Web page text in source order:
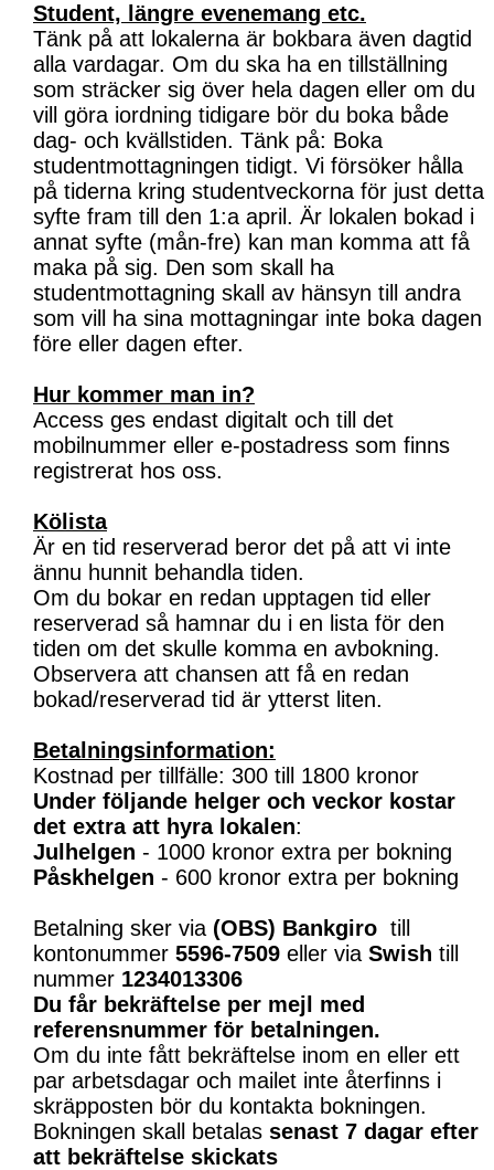
Student, längre evenemang etc.
Tänk på att lokalerna är bokbara även dagtid
alla vardagar. Om du ska ha en tillställning
som sträcker sig över hela dagen eller om du
vill göra iordning tidigare bör du boka både
dag- och kvällstiden. Tänk på: Boka
studentmottagningen tidigt. Vi försöker hålla
på tiderna kring studentveckorna för just detta
syfte fram till den 1:a april. Är lokalen bokad i
annat syfte (mån-fre) kan man komma att få
maka på sig. Den som skall ha
studentmottagning skall av hänsyn till andra
som vill ha sina mottagningar inte boka dagen
före eller dagen efter.
Hur kommer man in?
Access ges endast digitalt och till det
mobilnummer eller e-postadress som finns
registrerat hos oss.
Kölista
Är en tid reserverad beror det på att vi inte
ännu hunnit behandla tiden.
Om du bokar en redan upptagen tid eller
reserverad så hamnar du i en lista för den
tiden om det skulle komma en avbokning.
Observera att chansen att få en redan
bokad/reserverad tid är ytterst liten.
Betalningsinformation:
Kostnad per tillfälle: 300 till 1800 kronor
Under följande helger och veckor kostar
det extra att hyra lokalen:
Julhelgen - 1000 kronor extra per bokning
Påskhelgen - 600 kronor extra per bokning
Betalning sker via (OBS) Bankgiro till
kontonummer 5596-7509 eller via Swish till
nummer 1234013306
Du får bekräftelse per mejl med
referensnummer för betalningen.
Om du inte fått bekräftelse inom en eller ett
par arbetsdagar och mailet inte återfinns i
skräpposten bör du kontakta bokningen.
Bokningen skall betalas senast 7 dagar efter
att bekräftelse skickats